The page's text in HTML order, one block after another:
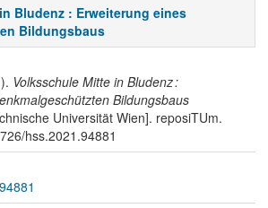
Bludenz : Erweiterung eines
Bildungsbaus
Volksschule Mitte in Bludenz :
Bildungsbaus
Universität Wien]. reposiTUm.
hss.2021.94881